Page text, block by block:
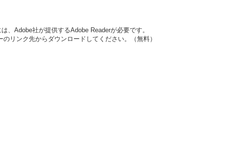
、Adobe社が提供するAdobe Readerが必要です。
リンク先からダウンロードしてください。（無料）